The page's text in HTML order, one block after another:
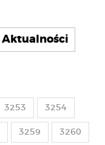
Aktualności
3253 3254
3259 3260